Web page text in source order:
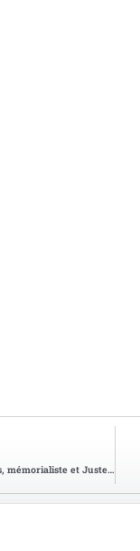
Alice Ferrières, mémorialiste et Juste parmi les Nations